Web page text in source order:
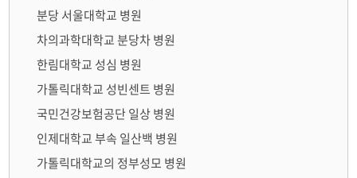
분당 서울대학교 병원
차의과학대학교 분당차 병원
한림대학교 성심 병원
가톨릭대학교 성빈센트 병원
국민건강보험공단 일상 병원
인제대학교 부속 일산백 병원
가톨릭대학교의 정부성모 병원